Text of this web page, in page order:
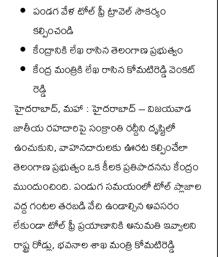
పండగ వేళ టోల్ ఫ్రీ ట్రావెల్ సౌకర్యం
కల్పించండి
కేంద్రానికి లేఖ రాసిన తెలంగాణ ప్రభుత్వం
కేంద్ర మంత్రికి లేఖ రాసిన కోమటిరెడ్డి వెంకట్
రెడ్డి
హైదరాబాద్, మహా : హైదరాబాద్ – విజయవాడ
జాతీయ రహదారిపై సంక్రాంతి రద్దీని దృష్టిలో
ఉంచుకుని, వాహనదారులకు ఊరట కల్పించేలా
తెలంగాణ ప్రభుత్వం ఒక కీలక ప్రతిపాదనను కేంద్రం
ముందుంచింది. పండుగ సమయంలో టోల్ ప్లాజాల
వద్ద గంటల తరబడి వేచి ఉండాల్సిన అవసరం
లేకుండా టోల్ ఫ్రీ ప్రయాణానికి అనుమతి ఇవ్వాలని
రాష్ట్ర రోడ్లు, భవనాల శాఖ మంత్రి కోమటిరెడ్డి